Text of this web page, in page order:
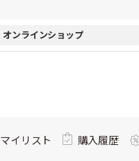
オンラインショップ
マイリスト 購入履歴